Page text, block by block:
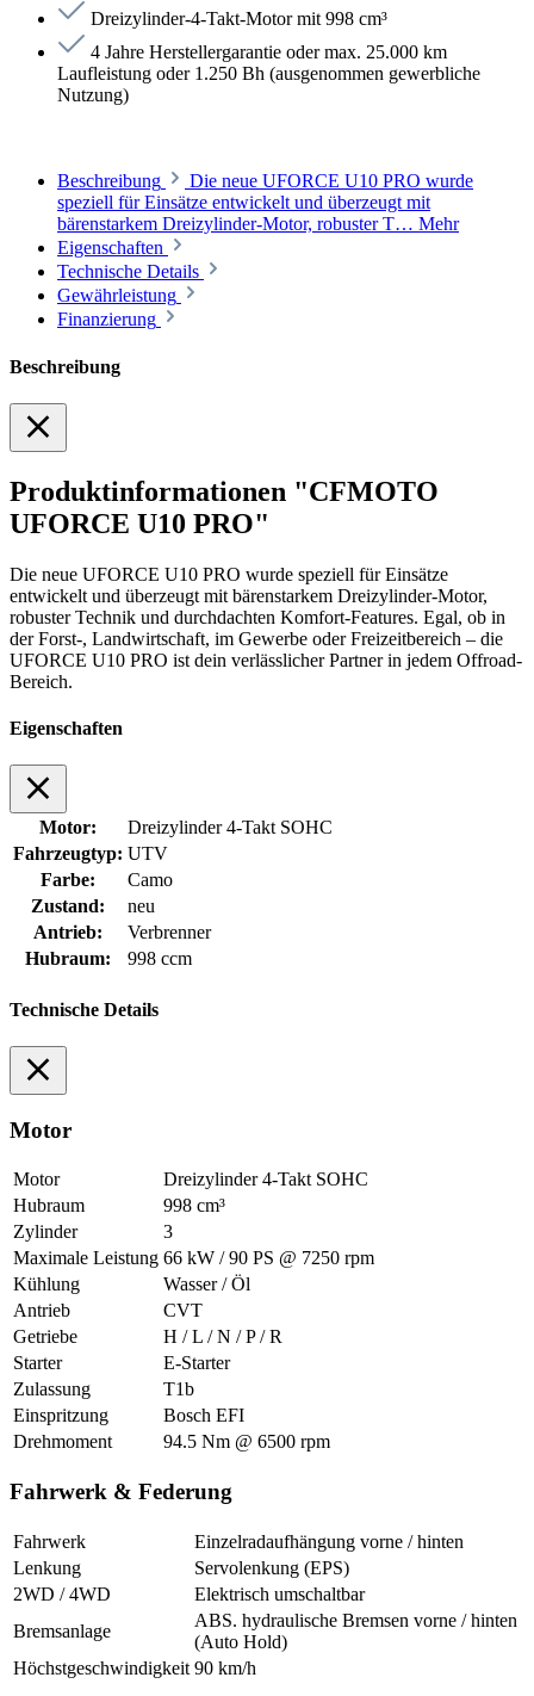
Dreizylinder-4-Takt-Motor mit 998 cm³
4 Jahre Herstellergarantie oder max. 25.000 km
Laufleistung oder 1.250 Bh (ausgenommen gewerbliche
Nutzung)
Beschreibung
Die neue UFORCE U10 PRO wurde
speziell für Einsätze entwickelt und überzeugt mit
bärenstarkem Dreizylinder-Motor, robuster T… Mehr
Eigenschaften
Technische Details
Gewährleistung
Finanzierung
Beschreibung
Produktinformationen "CFMOTO
UFORCE U10 PRO"
Die neue UFORCE U10 PRO wurde speziell für Einsätze
entwickelt und überzeugt mit bärenstarkem Dreizylinder-Motor,
robuster Technik und durchdachten Komfort-Features. Egal, ob in
der Forst-, Landwirtschaft, im Gewerbe oder Freizeitbereich – die
UFORCE U10 PRO ist dein verlässlicher Partner in jedem Offroad-
Bereich.
Eigenschaften
Motor:
Dreizylinder 4-Takt SOHC
Fahrzeugtyp: UTV
Farbe:
Camo
Zustand:
neu
Antrieb:
Verbrenner
Hubraum:
998 ccm
Technische Details
Motor
Motor
Dreizylinder 4-Takt SOHC
Hubraum
998 cm³
Zylinder
3
Maximale Leistung 66 kW / 90 PS @ 7250 rpm
Kühlung
Wasser / Öl
Antrieb
CVT
Getriebe
H / L / N / P / R
Starter
E-Starter
Zulassung
T1b
Einspritzung
Bosch EFI
Drehmoment
94.5 Nm @ 6500 rpm
Fahrwerk & Federung
Fahrwerk
Einzelradaufhängung vorne / hinten
Lenkung
Servolenkung (EPS)
2WD / 4WD
Elektrisch umschaltbar
Bremsanlage
ABS. hydraulische Bremsen vorne / hinten
(Auto Hold)
Höchstgeschwindigkeit 90 km/h